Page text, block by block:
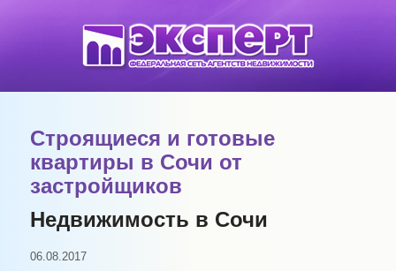
Строящиеся и готовые
квартиры в Сочи от
застройщиков
Недвижимость в Сочи
06.08.2017